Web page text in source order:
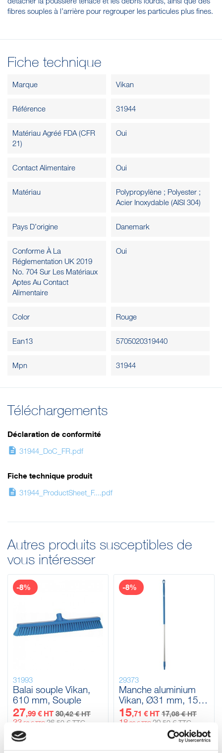
fibres souples à l’arrière pour regrouper les particules plus fines.
Fiche technique
Marque Vikan
Référence 31944
Matériau Agréé FDA (CFR
21)
Oui
Contact Alimentaire Oui
Matériau
Polypropylène ; Polyester ;
Acier Inoxydable (AISI 304)
Pays D’origine Danemark
Conforme À La
Réglementation UK 2019
No. 704 Sur Les Matériaux
Aptes Au Contact
Alimentaire
Oui
Color Rouge
Ean13 5705020319440
Mpn 31944
Téléchargements
Déclaration de conformité
description 31944_DoC_FR.pdf
Fiche technique produit
description 31944_ProductSheet_F....pdf
Autres produits susceptibles de
vous intéresser
31993
Balai souple Vikan,
610 mm, Souple
27,99 € HT 30,42 € HT
33 ,58 € TTC 36 ,50 € TTC
-8%
29373
Manche aluminium
Vikan, Ø31 mm, 1510
mm
15,71 € HT 17,08 € HT
18 ,86 € TTC 20 ,50 € TTC
-8%